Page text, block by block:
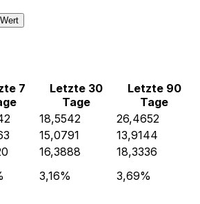
7
Letzte 30
Tage
Letzte 90
Tage
18,5542
26,4652
15,0791
13,9144
16,3888
18,3336
3,16% 3,69%